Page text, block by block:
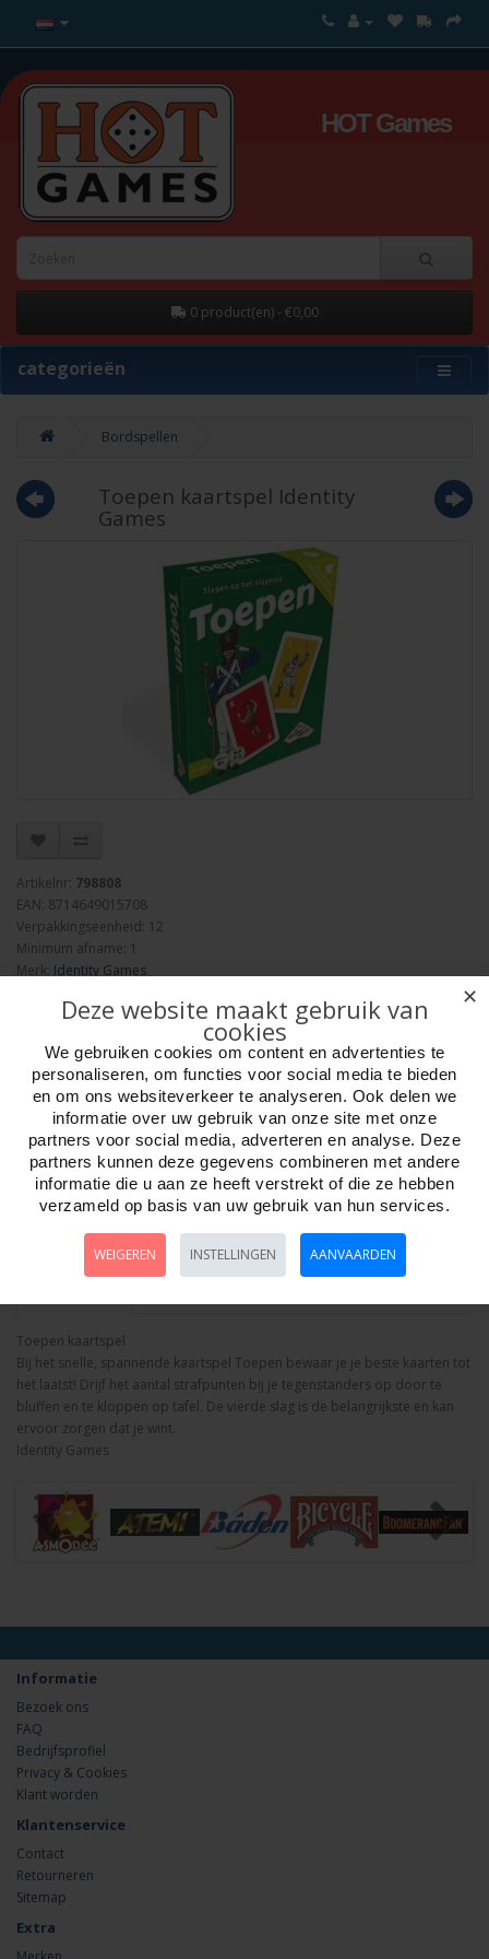
HOT Games
0 product(en) - €0,00
categorieën
Bordspellen
Toepen kaartspel Identity
Games
Artikelnr: 798808
EAN: 8714649015708
Verpakkingseenheid: 12
Minimum afname: 1
Merk: Identity Games
Aantal
Bestellen
Toepen kaartspel
Bij het snelle, spannende kaartspel Toepen bewaar je je beste kaarten tot
het laatst! Drijf het aantal strafpunten bij je tegenstanders op door te
bluffen en te kloppen op tafel. De vierde slag is de belangrijkste en kan
ervoor zorgen dat je wint.
Identity Games
Informatie
Bezoek ons
FAQ
Bedrijfsprofiel
Privacy & Cookies
Klant worden
Klantenservice
Contact
Retourneren
Sitemap
Extra
✕
Deze website maakt gebruik van
cookies
We gebruiken cookies om content en advertenties te
personaliseren, om functies voor social media te bieden
en om ons websiteverkeer te analyseren. Ook delen we
informatie over uw gebruik van onze site met onze
partners voor social media, adverteren en analyse. Deze
partners kunnen deze gegevens combineren met andere
informatie die u aan ze heeft verstrekt of die ze hebben
verzameld op basis van uw gebruik van hun services.
WEIGEREN INSTELLINGEN AANVAARDEN